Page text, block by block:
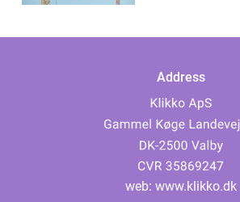
Address
web: www.klikko.dk